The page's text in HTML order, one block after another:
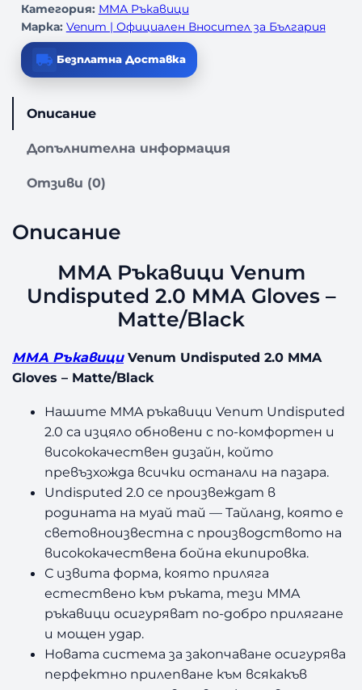
Категория: ММА Ръкавици
Марка: Venum | Официален Вносител за България
Безплатна Доставка
Описание
Допълнителна информация
Отзиви (0)
Описание
ММА Ръкавици Venum
Undisputed 2.0 MMA Gloves –
Matte/Black
ММА РъкавициVenum Undisputed 2.0 MMA
Gloves – Matte/Black
Нашите MMA ръкавици Venum Undisputed
2.0 са изцяло обновени с по-комфортен и
висококачествен дизайн, който
превъзхожда всички останали на пазара.
Undisputed 2.0 се произвеждат в
родината на муай тай — Тайланд, която е
световноизвестна с производството на
висококачествена бойна екипировка.
С извита форма, която приляга
естествено към ръката, тези MMA
ръкавици осигуряват по-добро прилягане
и мощен удар.
Новата система за закопчаване осигурява
перфектно прилепване към всякакъв